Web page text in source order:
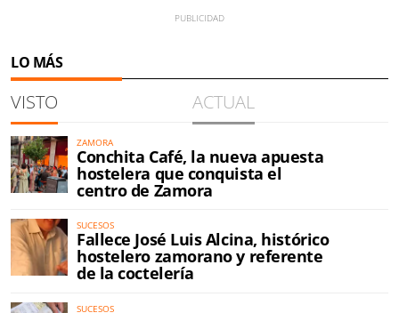
LO MÁS
VISTO ACTUAL
ZAMORA
Conchita Café, la nueva apuesta
hostelera que conquista el
centro de Zamora
SUCESOS
Fallece José Luis Alcina, histórico
hostelero zamorano y referente
de la coctelería
SUCESOS